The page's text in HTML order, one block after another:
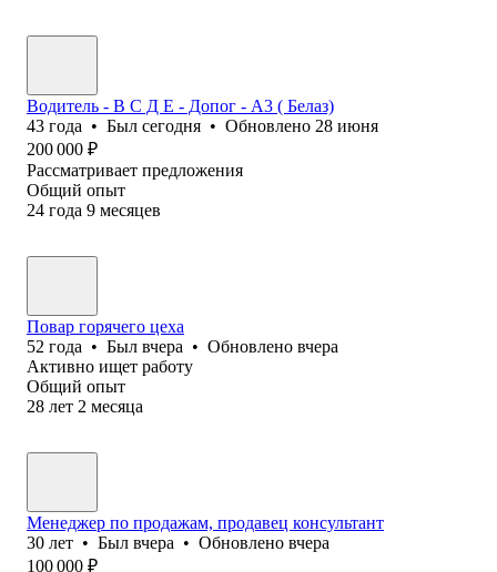
Водитель - В С Д Е - Допог - А3 ( Белаз)
43 года • Был сегодня • Обновлено 28 июня
200 000 ₽
Рассматривает предложения
Общий опыт
24 года 9 месяцев
Повар горячего цеха
52 года • Был вчера • Обновлено вчера
Активно ищет работу
Общий опыт
28 лет 2 месяца
Менеджер по продажам, продавец консультант
30 лет • Был вчера • Обновлено вчера
100 000 ₽